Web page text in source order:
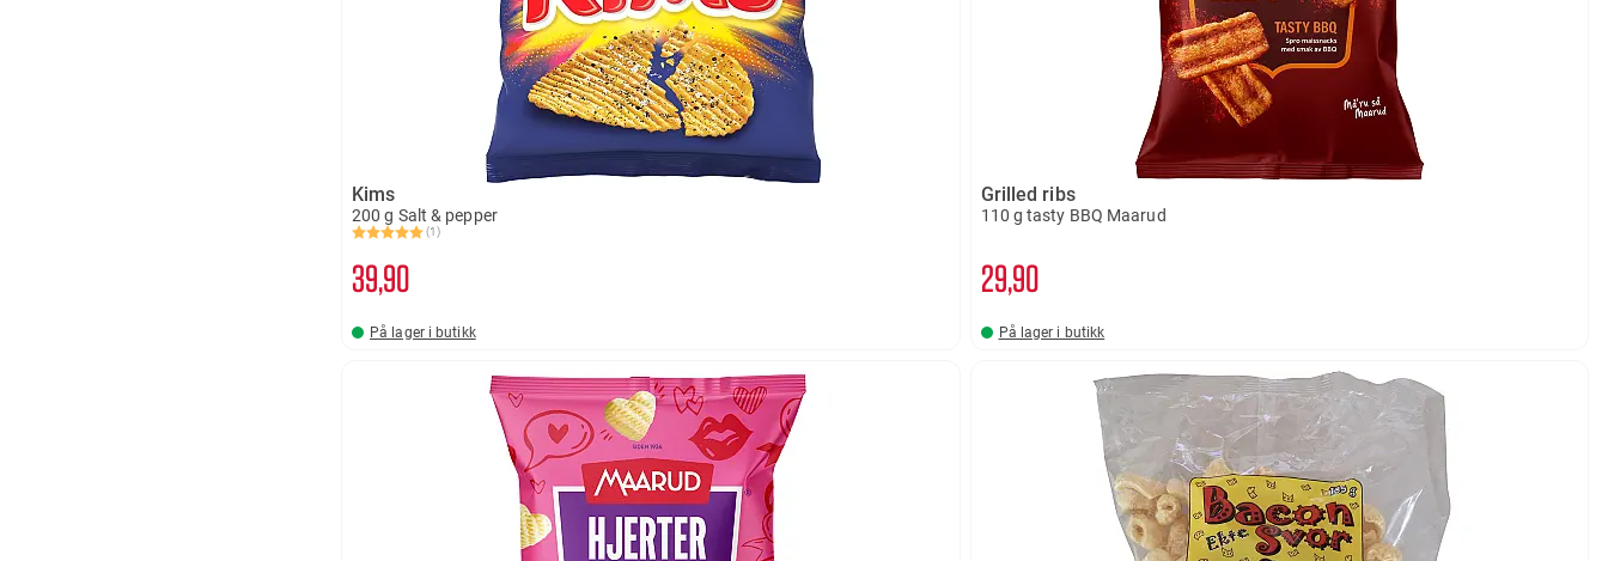
Kims
200 g Salt & pepper
Karakter:
(1)
5.0 av 5 mulige
3990
På lager i butikk
Grilled ribs
110 g tasty BBQ Maarud
2990
På lager i butikk